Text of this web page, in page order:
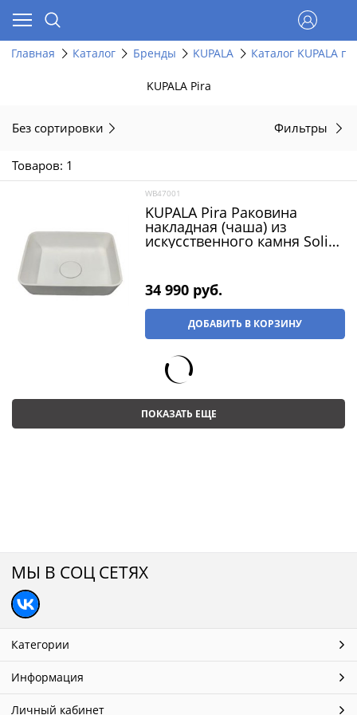
Главная Каталог Бренды KUPALA Каталог KUPALA
KUPALA Pira
Без сортировки Фильтры
Товаров: 1
WB47001
KUPALA Pira Раковина
накладная (чаша) из
искусственного камня Solid
34 990 руб.
ДОБАВИТЬ В КОРЗИНУ
ПОКАЗАТЬ ЕЩЕ
МЫ В СОЦ СЕТЯХ
Категории
Информация
Личный кабинет